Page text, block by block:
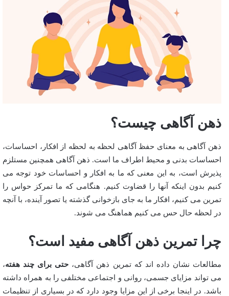
ذهن آگاهی چیست؟
ذهن آگاهی به معنای حفظ آگاهی لحظه به لحظه از افکار، احساسات،
احساسات بدنی و محیط اطراف ما است. ذهن آگاهی همچنین مستلزم
پذیرش است، به این معنی که ما به افکار و احساسات خود توجه می
کنیم بدون اینکه آنها را قضاوت کنیم. هنگامی که ما تمرکز حواس را
تمرین می کنیم، افکار ما به جای بازخوانی گذشته یا تصور آینده، با آنچه
در لحظه حال حس می کنیم هماهنگ می شوند.
چرا تمرین ذهن آگاهی مفید است؟
مطالعات نشان داده اند که تمرین ذهن آگاهی، حتی برای چند هفته،
می تواند مزایای جسمی، روانی و اجتماعی مختلفی را به همراه داشته
باشد. در اینجا برخی از این مزایا وجود دارد که در بسیاری از تنظیمات